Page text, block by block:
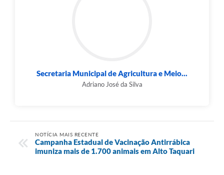
Secretaria Municipal de Agricultura e Meio...
Adriano José da Silva
NOTÍCIA MAIS RECENTE
Campanha Estadual de Vacinação Antirrábica
imuniza mais de 1.700 animais em Alto Taquari